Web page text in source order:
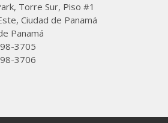
Torre Sur, Piso #1
Ciudad de Panamá
Panamá
3705
3706